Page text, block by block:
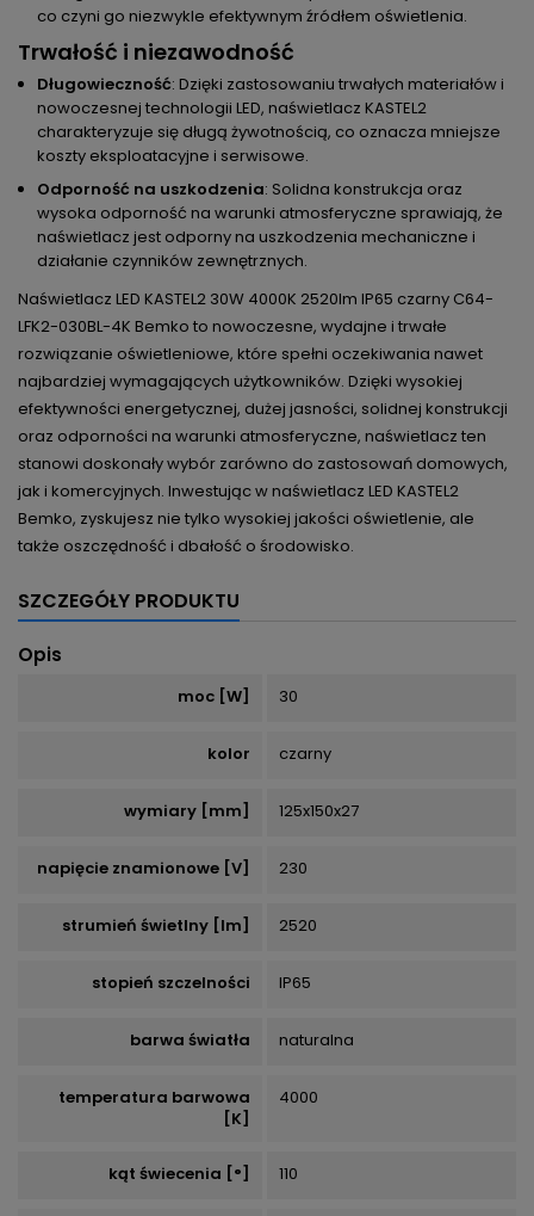
co czyni go niezwykle efektywnym źródłem oświetlenia.
Trwałość i niezawodność
Długowieczność: Dzięki zastosowaniu trwałych materiałów i
nowoczesnej technologii LED, naświetlacz KASTEL2
charakteryzuje się długą żywotnością, co oznacza mniejsze
koszty eksploatacyjne i serwisowe.
Odporność na uszkodzenia: Solidna konstrukcja oraz
wysoka odporność na warunki atmosferyczne sprawiają, że
naświetlacz jest odporny na uszkodzenia mechaniczne i
działanie czynników zewnętrznych.
Naświetlacz LED KASTEL2 30W 4000K 2520lm IP65 czarny C64-
LFK2-030BL-4K Bemko to nowoczesne, wydajne i trwałe
rozwiązanie oświetleniowe, które spełni oczekiwania nawet
najbardziej wymagających użytkowników. Dzięki wysokiej
efektywności energetycznej, dużej jasności, solidnej konstrukcji
oraz odporności na warunki atmosferyczne, naświetlacz ten
stanowi doskonały wybór zarówno do zastosowań domowych,
jak i komercyjnych. Inwestując w naświetlacz LED KASTEL2
Bemko, zyskujesz nie tylko wysokiej jakości oświetlenie, ale
także oszczędność i dbałość o środowisko.
SZCZEGÓŁY PRODUKTU
Opis
moc [W] 30
kolor czarny
wymiary [mm] 125x150x27
napięcie znamionowe [V] 230
strumień świetlny [lm] 2520
stopień szczelności IP65
barwa światła naturalna
temperatura barwowa
[K]
4000
kąt świecenia [°] 110